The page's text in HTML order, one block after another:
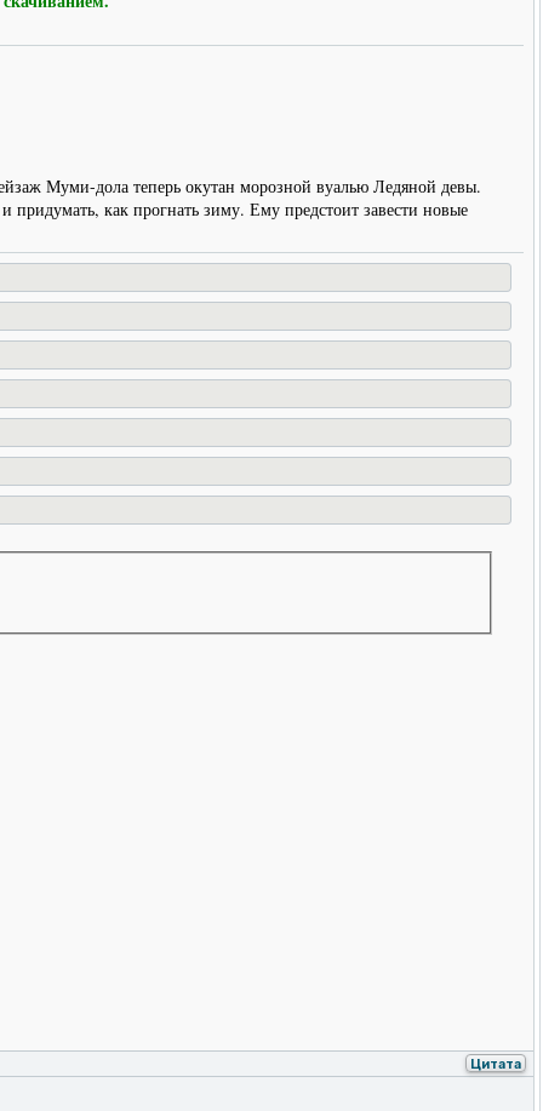
Муми-дола теперь окутан морозной вуалью Ледяной девы.
придумать, как прогнать зиму. Ему предстоит завести новые
Цитата